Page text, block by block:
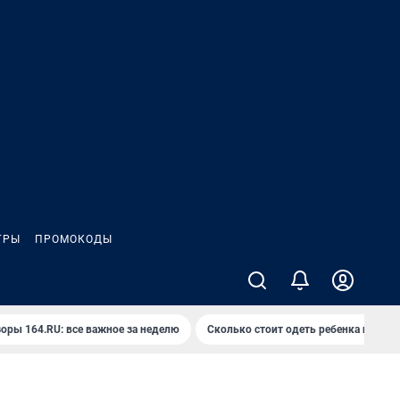
ПРОМОКОДЫ
164.RU: все важное за неделю Сколько стоит одеть ребенка на